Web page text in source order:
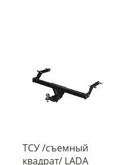
ТСУ /съемный
квадрат/ LADA